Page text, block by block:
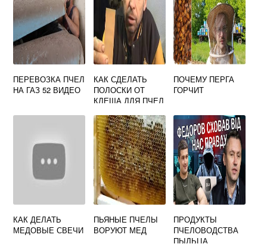
ПЕРЕВОЗКА ПЧЕЛ
НА ГАЗ 52 ВИДЕО
КАК СДЕЛАТЬ
ПОЛОСКИ ОТ
КЛЕЩА ДЛЯ ПЧЕЛ
ПОЧЕМУ ПЕРГА
ГОРЧИТ
КАК ДЕЛАТЬ
МЕДОВЫЕ СВЕЧИ
ПЬЯНЫЕ ПЧЕЛЫ
ВОРУЮТ МЕД
ПРОДУКТЫ
ПЧЕЛОВОДСТВА
ПЫЛЬЦА